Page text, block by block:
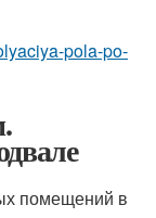
pola-po-
помещений в